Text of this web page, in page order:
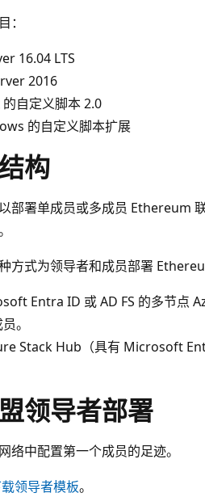
：
16.04 LTS
2016
自定义脚本 2.0
的自定义脚本扩展
构
部署单成员或多成员 Ethereum
方式为领导者和成员部署
Entra ID 或 AD FS 的多节点
。
Stack Hub（具有 Microsoft
领导者部署
络中配置第一个成员的足迹。
领导者模板。